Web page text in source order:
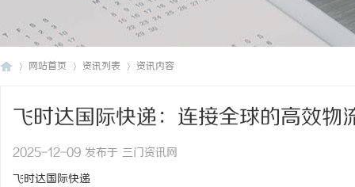
网站首页 资讯列表 资讯内容
飞时达国际快递：连接全球的高效物
2025-12-09 发布于 三门资讯网
飞时达国际快递